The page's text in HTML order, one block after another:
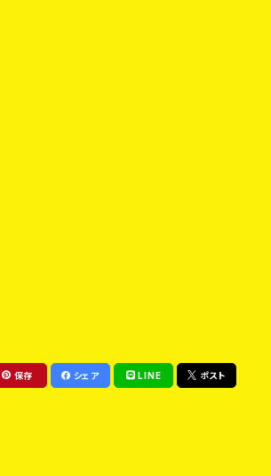
保存 シェア LINE ポスト